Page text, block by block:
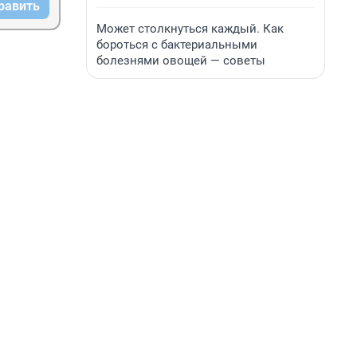
Может столкнуться каждый. Как
бороться с бактериальными
болезнями овощей — советы